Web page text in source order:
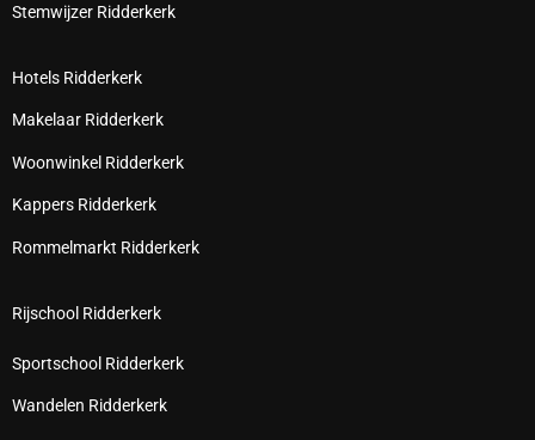
Stemwijzer Ridderkerk
Hotels Ridderkerk
Makelaar Ridderkerk
Woonwinkel Ridderkerk
Kappers Ridderkerk
Rommelmarkt Ridderkerk
Rijschool Ridderkerk
Sportschool Ridderkerk
Wandelen Ridderkerk